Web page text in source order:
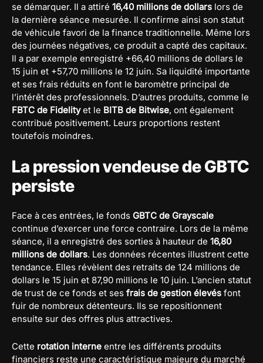
se démarquer. Il a attiré 16,40 millions de dollars lors de
la dernière séance mesurée. Il confirme ainsi son statut
de véhicule favori de la finance traditionnelle. Même lors
des journées négatives, ce produit a capté des capitaux.
Il a par exemple enregistré +66,40 millions de dollars le
15 juin et +57,70 millions le 12 juin. Sa liquidité importante
et ses frais réduits en font le baromètre principal de
l’intérêt des professionnels. D’autres produits, comme le
FBTC de Fidelityet le BITB de Bitwise, ont également
contribué positivement. Leurs proportions restent
toutefois moindres.
La pression vendeuse de GBTC
persiste
Face à ces entrées, le fonds GBTC de Grayscale
continue d’exercer une force contraire. Lors de la même
séance, il a enregistré des sorties à hauteur de 16,80
millions de dollars. Les données récentes illustrent cette
tendance. Elles révèlent des retraits de 124 millions de
dollars le 15 juin et 87,90 millions le 10 juin. L’ancien statut
de trust de ce fonds et ses frais de gestion élevés font
fuir de nombreux détenteurs. Ils se repositionnent
ensuite sur des offres plus attractives.
Cette rotation interne entre les différents produits
financiers reste une caractéristique majeure du marché